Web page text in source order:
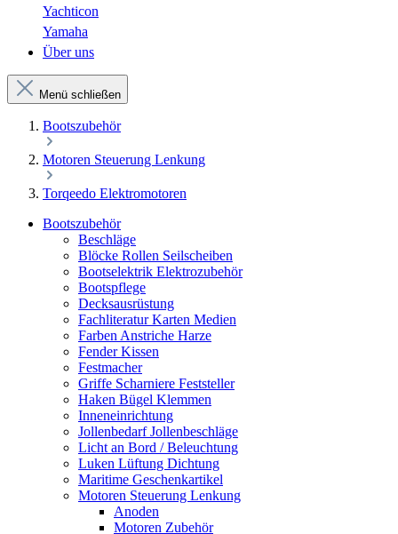
Yachticon
Yamaha
Über uns
Menü schließen
Bootszubehör
Motoren Steuerung Lenkung
Torqeedo Elektromotoren
Bootszubehör
Beschläge
Blöcke Rollen Seilscheiben
Bootselektrik Elektrozubehör
Bootspflege
Decksausrüstung
Fachliteratur Karten Medien
Farben Anstriche Harze
Fender Kissen
Festmacher
Griffe Scharniere Feststeller
Haken Bügel Klemmen
Inneneinrichtung
Jollenbedarf Jollenbeschläge
Licht an Bord / Beleuchtung
Luken Lüftung Dichtung
Maritime Geschenkartikel
Motoren Steuerung Lenkung
Anoden
Motoren Zubehör